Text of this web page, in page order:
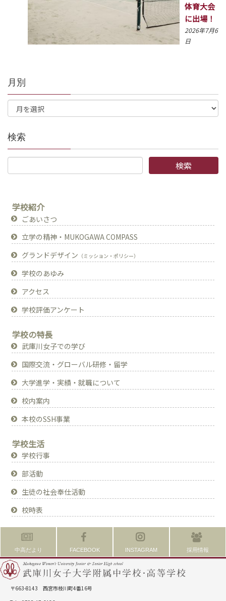
体育大会
に出場！
2026年7月6
日
月別
検索
学校紹介
ごあいさつ
立学の精神・MUKOGAWA COMPASS
グランドデザイン （ミッション・ポリシー）
学校のあゆみ
アクセス
学校評価アンケート
学校の特長
武庫川女子での学び
国際交流・グローバル研修・留学
大学進学・実績・就職について
校内案内
本校のSSH事業
学校生活
学校行事
部活動
生徒の社会奉仕活動
校時表
中高だより FACEBOOK INSTAGRAM 採用情報
〒663-8143 西宮市枝川町4番16号